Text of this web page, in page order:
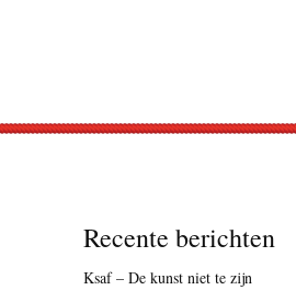
Recente berichten
Ksaf – De kunst niet te zijn